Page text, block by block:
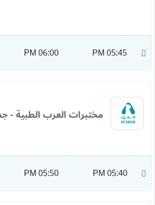
05:45 PM
06:00 PM
مختبرات العرب الطبية - جدة
05:40 PM
05:50 PM